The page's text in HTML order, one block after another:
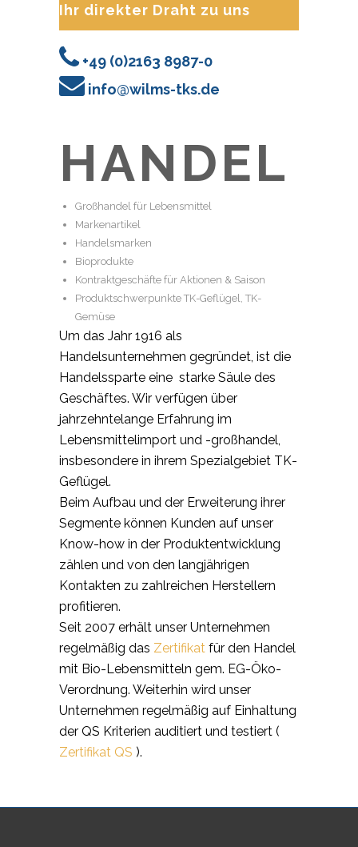
Ihr direkter Draht zu uns
+49 (0)2163 8987-0
info@wilms-tks.de
HANDEL
Großhandel für Lebensmittel
Markenartikel
Handelsmarken
Bioprodukte
Kontraktgeschäfte für Aktionen & Saison
Produktschwerpunkte TK-Geflügel, TK-
Gemüse
Um das Jahr 1916 als
Handelsunternehmen gegründet, ist die
Handelssparte eine starke Säule des
Geschäftes. Wir verfügen über
jahrzehntelange Erfahrung im
Lebensmittelimport und -großhandel,
insbesondere in ihrem Spezialgebiet TK-
Geflügel.
Beim Aufbau und der Erweiterung ihrer
Segmente können Kunden auf unser
Know-how in der Produktentwicklung
zählen und von den langjährigen
Kontakten zu zahlreichen Herstellern
profitieren.
Seit 2007 erhält unser Unternehmen
regelmäßig das Zertifikat für den Handel
mit Bio-Lebensmitteln gem. EG-Öko-
Verordnung. Weiterhin wird unser
Unternehmen regelmäßig auf Einhaltung
der QS Kriterien auditiert und testiert (
Zertifikat QS ).